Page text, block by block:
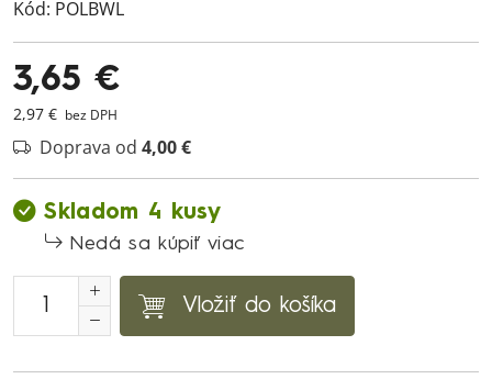
Kód: POLBWL
3,65 €
2,97 € bez DPH
Doprava od 4,00 €
Skladom 4 kusy
Nedá sa kúpiť viac
Vložiť do košíka